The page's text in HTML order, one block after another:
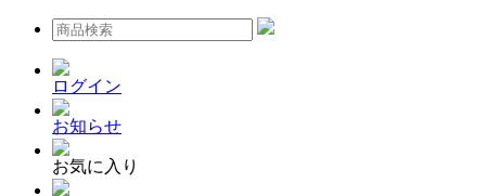
ログイン
お知らせ
お気に入り